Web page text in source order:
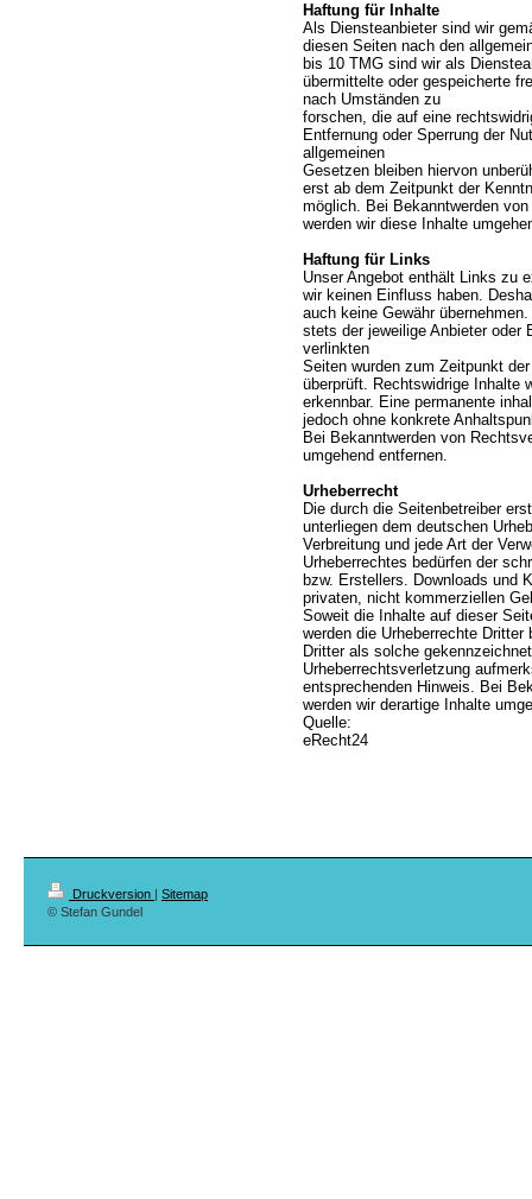
Haftung für Inhalte
Als Diensteanbieter sind wir
diesen Seiten nach den
bis 10 TMG sind wir als
übermittelte oder gespeicherte
nach Umständen zu
forschen, die auf eine
Entfernung oder Sperrung der
allgemeinen
Gesetzen bleiben hiervon
erst ab dem Zeitpunkt der
möglich. Bei Bekanntwerden
werden wir diese Inhalte
Haftung für Links
Unser Angebot enthält Links zu
wir keinen Einfluss haben.
auch keine Gewähr
stets der jeweilige Anbieter oder
verlinkten
Seiten wurden zum Zeitpunkt
überprüft. Rechtswidrige Inhalte
erkennbar. Eine permanente
jedoch ohne konkrete
Bei Bekanntwerden von
umgehend entfernen.
Urheberrecht
Die durch die Seitenbetreiber
unterliegen dem deutschen
Verbreitung und jede Art der
Urheberrechtes bedürfen der
bzw. Erstellers. Downloads und
privaten, nicht kommerziellen
Soweit die Inhalte auf dieser
werden die Urheberrechte
Dritter als solche
Urheberrechtsverletzung
entsprechenden Hinweis. Bei
werden wir derartige Inhalte
Quelle:
eRecht24
Druckversion | Sitemap
© Stefan Gundel